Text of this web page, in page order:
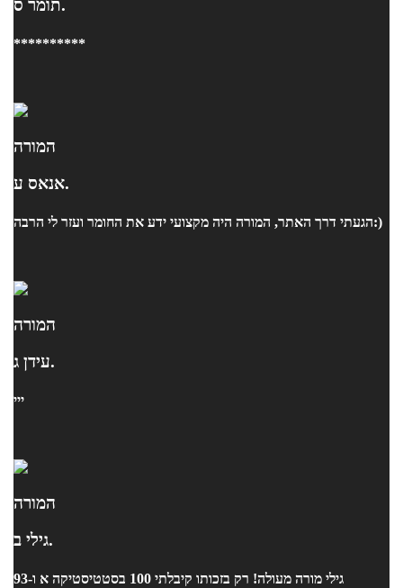
תומר ס.
**********
המורה
אנאס ע.
הגעתי דרך האתר, המורה היה מקצועי ידע את החומר ועזר לי הרבה:)
המורה
עידן ג.
ייי
המורה
גילי ב.
גילי מורה מעולה! רק בזכותו קיבלתי 100 בסטטיסטיקה א ו-93